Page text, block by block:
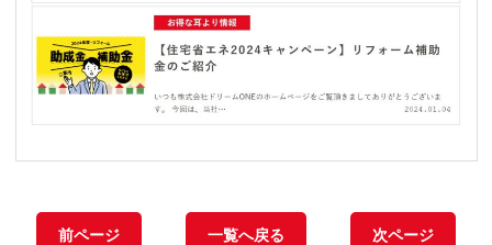
前ページ 一覧へ戻る 次ページ